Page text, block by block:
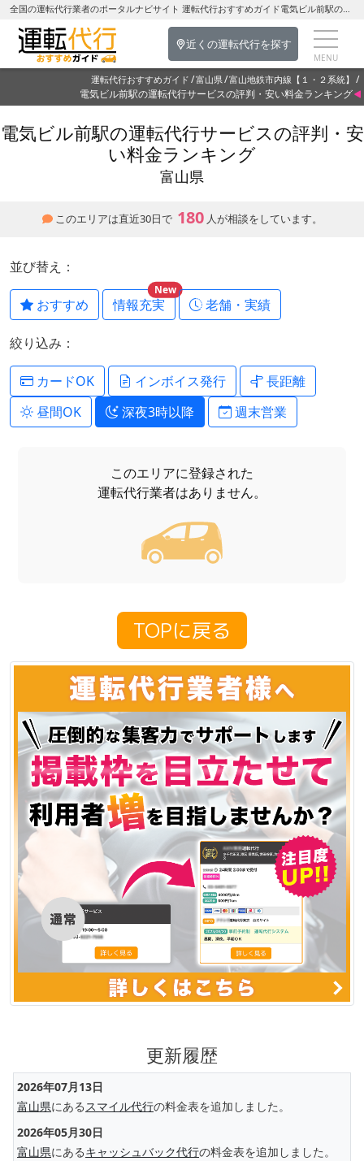
全国の運転代行業者のポータルナビサイト 運転代行おすすめガイド電気ビル前駅の運転代行を探す-富山県の運転代行
近くの運転代行を探す
運転代行おすすめガイド 富山県 富山地鉄市内線【１・２系統】
電気ビル前駅の運転代行サービスの評判・安い料金ランキング
電気ビル前駅の運転代行サービスの評判・安
い料金ランキング
富山県
このエリアは直近30日で 180 人が相談をしています。
並び替え：
おすすめ 情報充実
New
老舗・実績
絞り込み：
カードOK インボイス発行
長距離
昼間OK
深夜3時以降 週末営業
このエリアに登録された
運転代行業者はありません。
TOPに戻る
更新履歴
2026年07月13日
富山県にある スマイル代行の料金表を追加しました。
2026年05月30日
富山県にあるキャッシュバック代行の料金表を追加しました。